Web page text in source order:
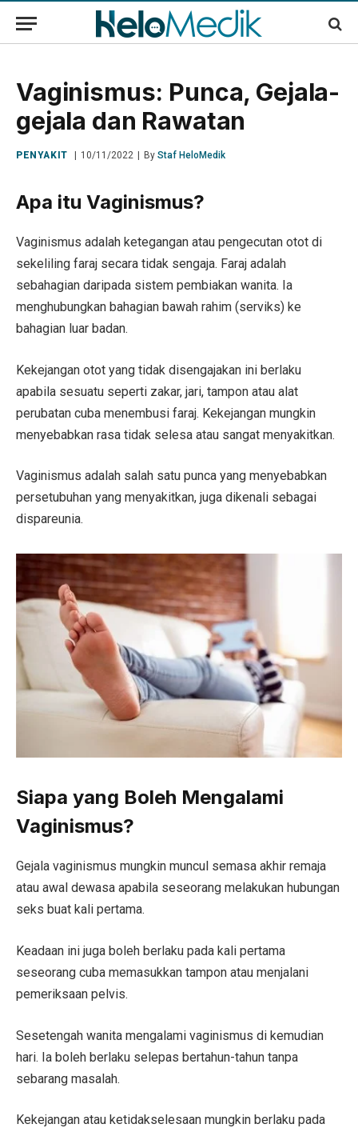
Vaginismus: Punca, Gejala-
gejala dan Rawatan
PENYAKIT 10/11/2022 By Staf HeloMedik
Apa itu Vaginismus?
Vaginismus adalah ketegangan atau pengecutan otot di
sekeliling faraj secara tidak sengaja. Faraj adalah
sebahagian daripada sistem pembiakan wanita. Ia
menghubungkan bahagian bawah rahim (serviks) ke
bahagian luar badan.
Kekejangan otot yang tidak disengajakan ini berlaku
apabila sesuatu seperti zakar, jari, tampon atau alat
perubatan cuba menembusi faraj. Kekejangan mungkin
menyebabkan rasa tidak selesa atau sangat menyakitkan.
Vaginismus adalah salah satu punca yang menyebabkan
persetubuhan yang menyakitkan, juga dikenali sebagai
dispareunia.
Siapa yang Boleh Mengalami
Vaginismus?
Gejala vaginismus mungkin muncul semasa akhir remaja
atau awal dewasa apabila seseorang melakukan hubungan
seks buat kali pertama.
Keadaan ini juga boleh berlaku pada kali pertama
seseorang cuba memasukkan tampon atau menjalani
pemeriksaan pelvis.
Sesetengah wanita mengalami vaginismus di kemudian
hari. Ia boleh berlaku selepas bertahun-tahun tanpa
sebarang masalah.
Kekejangan atau ketidakselesaan mungkin berlaku pada